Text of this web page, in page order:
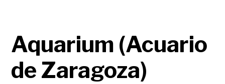
Aquarium (Acuario
de Zaragoza)